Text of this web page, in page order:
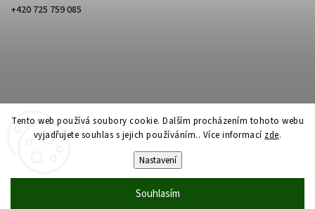
Tento web používá soubory cookie. Dalším procházením tohoto webu
vyjadřujete souhlas s jejich používáním.. Více informací zde.
Nastavení
Souhlasím
+420 725 759 085
Professor Onyx. Všechna práva vyhrazena.